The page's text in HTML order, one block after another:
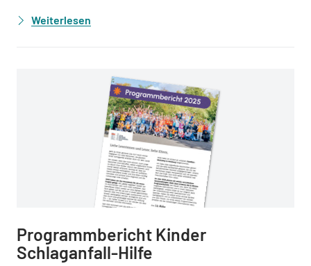
Weiterlesen
Programmbericht Kinder
Schlaganfall-Hilfe